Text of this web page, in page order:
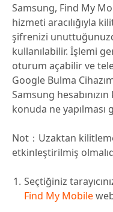
Samsung, Find My
hizmeti aracılığıyla
şifrenizi
kullanılabilir. İşlemi
oturum açabilir ve
Google Bulma
Samsung
konuda ne yapılması
Not ：Uzaktan
etkinleştirilmiş
Seçtiğiniz
Find My Mobile